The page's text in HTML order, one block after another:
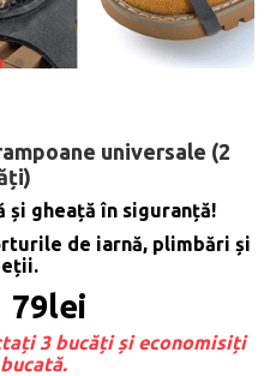
universale (2
și gheață în siguranță!
de iarnă, plimbări și
79lei
3 bucăți și economisiți